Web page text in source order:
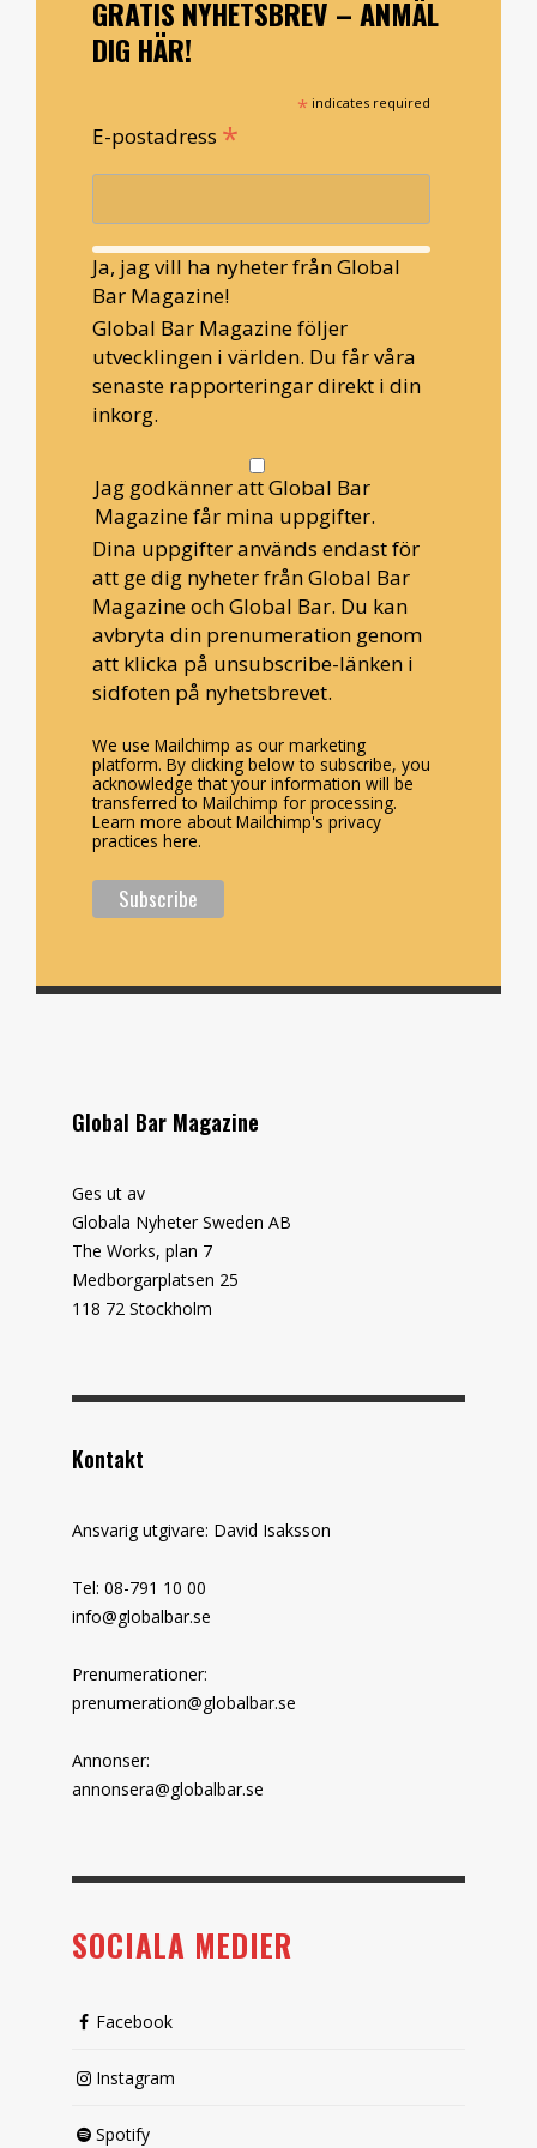
GRATIS NYHETSBREV – ANMÄL
DIG HÄR!
* indicates required
E-postadress *
Ja, jag vill ha nyheter från Global
Bar Magazine!
Global Bar Magazine följer
utvecklingen i världen. Du får våra
senaste rapporteringar direkt i din
inkorg.
Jag godkänner att Global Bar
Magazine får mina uppgifter.
Dina uppgifter används endast för
att ge dig nyheter från Global Bar
Magazine och Global Bar. Du kan
avbryta din prenumeration genom
att klicka på unsubscribe-länken i
sidfoten på nyhetsbrevet.
We use Mailchimp as our marketing
platform. By clicking below to subscribe, you
acknowledge that your information will be
transferred to Mailchimp for processing.
Learn more about Mailchimp's privacy
practices here.
Global Bar Magazine
Ges ut av
Globala Nyheter Sweden AB
The Works, plan 7
Medborgarplatsen 25
118 72 Stockholm
Kontakt
Ansvarig utgivare: David Isaksson
Tel: 08-791 10 00
info@globalbar.se
Prenumerationer:
prenumeration@globalbar.se
Annonser:
annonsera@globalbar.se
SOCIALA MEDIER
Facebook
Instagram
Spotify